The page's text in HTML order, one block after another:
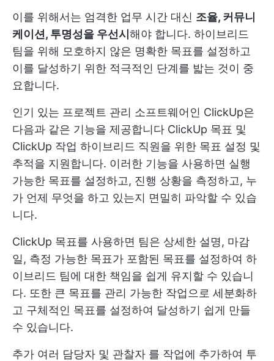
이를 위해서는 엄격한 업무 시간 대신 조율, 커뮤니
케이션, 투명성을 우선시해야 합니다. 하이브리드
팀을 위해 모호하지 않은 명확한 목표를 설정하고
이를 달성하기 위한 적극적인 단계를 밟는 것이 중
요합니다.
인기 있는 프로젝트 관리 소프트웨어인 ClickUp은
다음과 같은 기능을 제공합니다 ClickUp 목표 및
ClickUp 작업 하이브리드 직원을 위한 목표 설정 및
추적을 지원합니다. 이러한 기능을 사용하면 실행
가능한 목표를 설정하고, 진행 상황을 측정하고, 누
가 언제 무엇을 하고 있는지 면밀히 파악할 수 있습
니다.
ClickUp 목표를 사용하면 팀은 상세한 설명, 마감
일, 측정 가능한 목표가 포함된 목표를 설정하여 하
이브리드 팀에 대한 책임을 쉽게 유지할 수 있습니
다. 또한 큰 목표를 관리 가능한 작업으로 세분화하
고 구체적인 목표를 설정하여 달성하기 쉽게 만들
수 있습니다.
추가 여러 담당자 및 관찰자 를 작업에 추가하여 투